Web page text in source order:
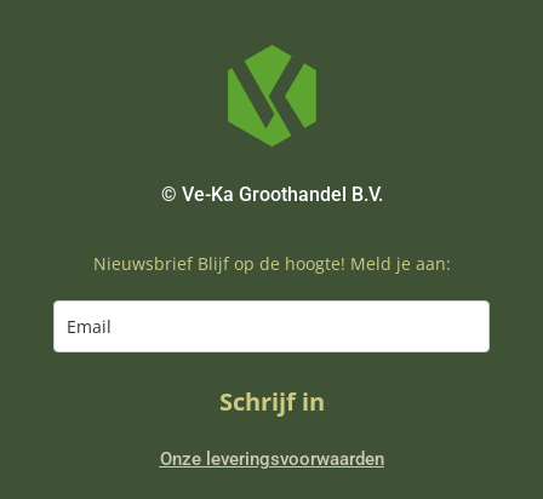
© Ve-Ka Groothandel B.V.
Nieuwsbrief Blijf op de hoogte! Meld je aan:
Schrijf in
Onze leveringsvoorwaarden